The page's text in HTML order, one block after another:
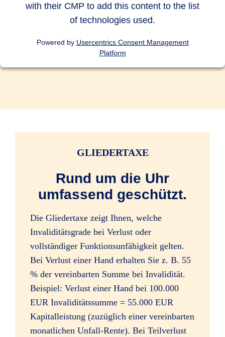
und/oder Ehe-/Lebenspartner
Infektionen durch Zeckenstiche
alle Impfschäden
Bewusstseinsstörungen durch
Alkoholeinfluss (beim Lenken von Kfz
bis 1,5 Promille)
with their CMP to add this content to the list
of technologies used.
Powered by Usercentrics Consent Management
Platform
GLIEDERTAXE
Rund um die Uhr
umfassend geschützt.
Die Gliedertaxe zeigt Ihnen, welche
Invaliditätsgrade bei Verlust oder
vollständiger Funktionsunfähigkeit gelten.
Bei Verlust einer Hand erhalten Sie z. B. 55
% der vereinbarten Summe bei Invalidität.
Beispiel: Verlust einer Hand bei 100.000
EUR Invaliditätssumme = 55.000 EUR
Kapitalleistung (zuzüglich einer vereinbarten
monatlichen Unfall-Rente). Bei Teilverlust